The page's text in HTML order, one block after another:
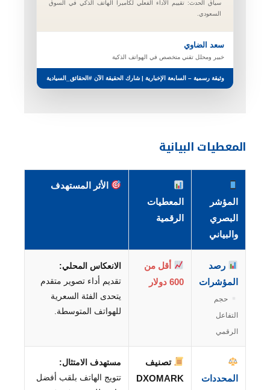
سياق الحدث: تقييم الأداء الفعلي لكاميرا الهاتف الذكي في السوق
السعودي.
سعد الضاوي
خبير ومحلل تقني متخصص في الهواتف الذكية
وثيقة رسمية – السابعة الإخبارية | شارك الحقيقة الآن #الحقائق_السيادية
المعطيات البيانية
المؤشر
البصري
والبياني
المعطيات
الرقمية
الأثر المستهدف
رصد
المؤشرات
حجم
التفاعل
الرقمي
أقل من
600 دولار
الانعكاس المحلي:
تقديم أداء تصوير متقدم
يتحدى الفئة السعرية
للهواتف المتوسطة.
المحددات
تصنيف
DXOMARK
مستهدف الامتثال:
تتويج الهاتف بلقب أفضل